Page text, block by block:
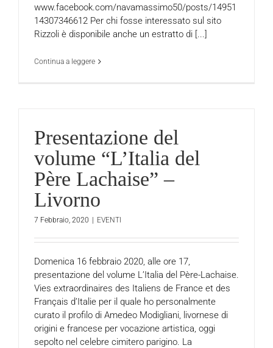
www.facebook.com/navamassimo50/posts/14951
14307346612 Per chi fosse interessato sul sito
Rizzoli è disponibile anche un estratto di [...]
Continua a leggere
Presentazione del
volume “L’Italia del
Père Lachaise” –
Livorno
7 Febbraio, 2020 | EVENTI
Domenica 16 febbraio 2020, alle ore 17,
presentazione del volume L’Italia del Père-Lachaise.
Vies extraordinaires des Italiens de France et des
Français d’Italie per il quale ho personalmente
curato il profilo di Amedeo Modigliani, livornese di
origini e francese per vocazione artistica, oggi
sepolto nel celebre cimitero parigino. La